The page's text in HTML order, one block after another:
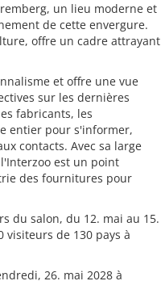
un lieu moderne et
de cette envergure.
offre un cadre attrayant
et offre une vue
sur les dernières
fabricants, les
entier pour s'informer,
contacts. Avec sa large
est un point
des fournitures pour
du salon, du 12. mai au 15.
visiteurs de 130 pays à
26. mai 2028 à